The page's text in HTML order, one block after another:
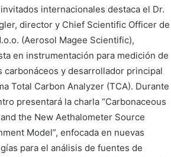
internacionales destaca el Dr.
director y Chief Scientific Officer de
(Aerosol Magee Scientific),
en instrumentación para medición de
carbonáceos y desarrollador principal
Total Carbon Analyzer (TCA). Durante
presentará la charla “Carbonaceous
the New Aethalometer Source
Model”, enfocada en nuevas
para el análisis de fuentes de